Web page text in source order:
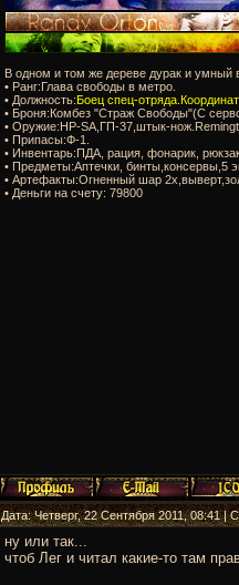
В одном и том же дереве дурак и умный
• Ранг:Глава свободы в метро.
• Должность:Боец спец-
• Броня:Комбез "Страж Свободы"(С
• Оружие:HP-SA,ГП-37,штык-
• Припасы:Ф-1.
• Инвентарь:ПДА, рация, фонарик,
• Предметы:Аптечки, бинты,консервы,5
• Артефакты:Огненный шар
• Деньги на счету: 79800
Дата: Четверг, 22 Сентября 2011, 08:41 |
ну или так...
чтоб Лег и читал какие-то там